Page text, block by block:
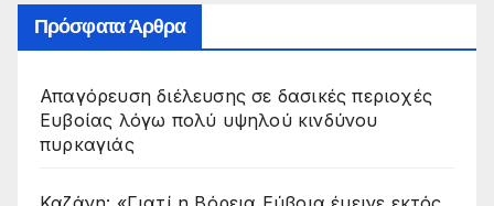
Πρόσφατα Άρθρα
Απαγόρευση διέλευσης σε δασικές περιοχές
Ευβοίας λόγω πολύ υψηλού κινδύνου
πυρκαγιάς